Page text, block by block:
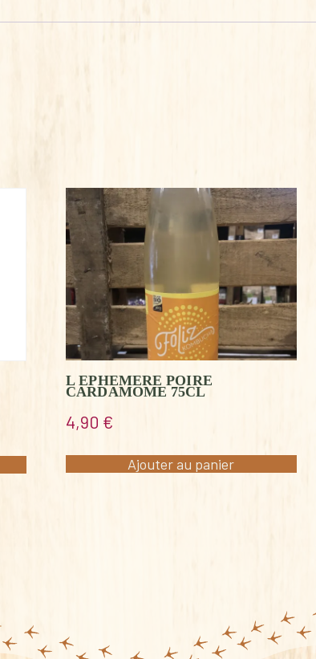
L EPHEMERE POIRE
CARDAMOME 75CL
4,90 €
Ajouter au panier